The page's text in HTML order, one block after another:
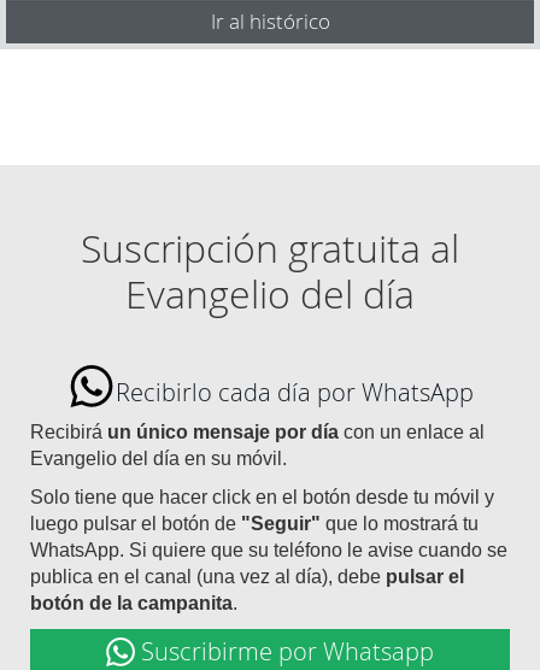
Ir al histórico
Suscripción gratuita al
Evangelio del día
Recibirlo cada día por WhatsApp
Recibirá un único mensaje por día con un enlace al
Evangelio del día en su móvil.
Solo tiene que hacer click en el botón desde tu móvil y
luego pulsar el botón de "Seguir" que lo mostrará tu
WhatsApp. Si quiere que su teléfono le avise cuando se
publica en el canal (una vez al día), debe pulsar el
botón de la campanita.
Suscribirme por Whatsapp